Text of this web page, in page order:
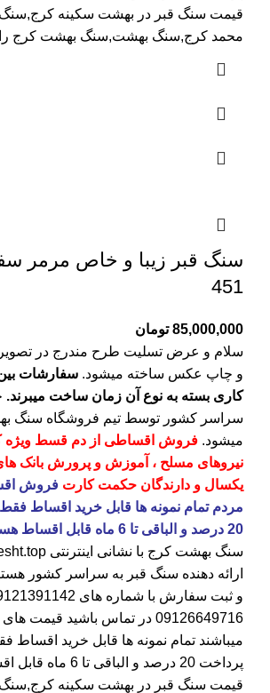
قیمت سنگ قبر در بهشت سکینه کرج,سنگ
محمد کرج,سنگ بهشت,سنگ بهشت کرج را
سنگ قبر زیبا و خاص مرمر
451
85,000,000 تومان
سلام و عرض تسلیت طرح مندرج در تصویر
و چاپ عکس ساخته میشود.
کاری بسته به نوع آن زمان ساخت میبرند.
سراسر کشور توسط تیم فروشگاه سنگ
میشود. فروش اقساطی از دم قسط ویژه
نیروهای مسلح ، آموزش و پرورش بانک
یکسال و دارندگان حکمت کارت فروش
مردم تمام نمونه ها قابل خرید اقساط
20 درصد و الباقی تا 6 ماه قابل اقساط هستند.
سنگ بهشت کرج با نشانی اینترنتی
ارائه دهنده سنگ قبر به سراسر کشور
و ثبت سفارش با شماره های
09126649716 در تماس باشید قیمت های
میباشند تمام نمونه ها قابل خرید اقساط
پرداخت 20 درصد و الباقی تا 6 ماه قابل اقساط هستند.
قیمت سنگ قبر در بهشت سکینه کرج,سنگ